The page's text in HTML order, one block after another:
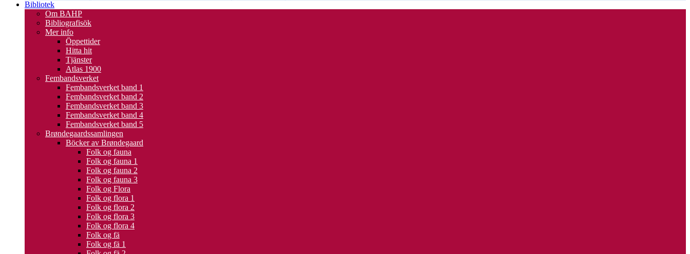
Bibliotek
Om BAHP
Bibliografisök
Mer info
Öppettider
Hitta hit
Tjänster
Atlas 1900
Fembandsverket
Fembandsverket band 1
Fembandsverket band 2
Fembandsverket band 3
Fembandsverket band 4
Fembandsverket band 5
Brøndegaardssamlingen
Böcker av Brøndegaard
Folk og fauna
Folk og fauna 1
Folk og fauna 2
Folk og fauna 3
Folk og Flora
Folk og flora 1
Folk og flora 2
Folk og flora 3
Folk og flora 4
Folk og fä
Folk og fä 1